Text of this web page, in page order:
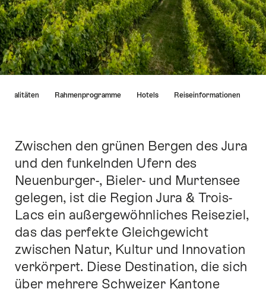
direkt
zu
Ankerpunkten
auf
dieser
Seite
führen.
Lokalitäten Rahmenprogramme Hotels Reiseinformationen
Einleitung
Zwischen den grünen Bergen des Jura
und den funkelnden Ufern des
Neuenburger-, Bieler- und Murtensee
gelegen, ist die Region Jura & Trois-
Lacs ein außergewöhnliches Reiseziel,
das das perfekte Gleichgewicht
zwischen Natur, Kultur und Innovation
verkörpert. Diese Destination, die sich
über mehrere Schweizer Kantone